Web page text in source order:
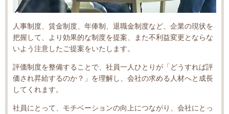
人事制度、賃金制度、年俸制、退職金制度など、企業の現状を
把握して、より効果的な制度を提案、また不利益変更とならな
いよう注意したご提案をいたします。
評価制度を整備することで、社員一人ひとりが「どうすれば評
価され昇給するのか？」を理解し、会社の求める人材へと成長
してくれます。
社員にとって、モチベーションの向上につながり、会社にとっ